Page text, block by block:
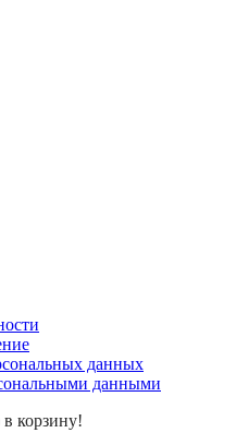
данных
данными
корзину!